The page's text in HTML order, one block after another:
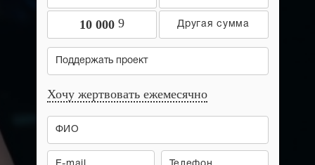
10 000 9
Поддержать проект
Хочу жертвовать ежемесячно